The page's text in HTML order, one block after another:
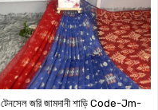
টেনসেল জরি জামদানী শাড়ি Code-Jm-